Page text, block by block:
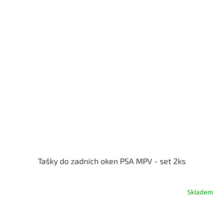
Tašky do zadních oken PSA MPV - set 2ks
Skladem